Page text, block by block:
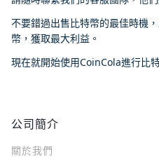
不要錯過出售比特幣的最佳時機
幣，獲取最大利益。
現在就開始使用CoinCola進行比
公司簡介
關於我們